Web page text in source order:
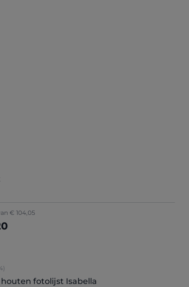
€ 104,05
waardering van 5 van 5 sterren
fotolijst Isabella